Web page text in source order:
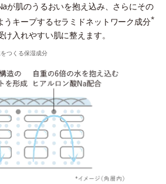
が肌のうるおいを抱え込み、さらにその
うキープするセラミドネットワーク成分*
入れやすい肌に整えます。
つくる保湿成分